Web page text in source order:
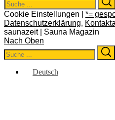
for:
Cookie Einstellungen | *=
Datenschutzerklärung,
saunazeit | Sauna Magazin
Nach Oben
Search
for:
Deutsch